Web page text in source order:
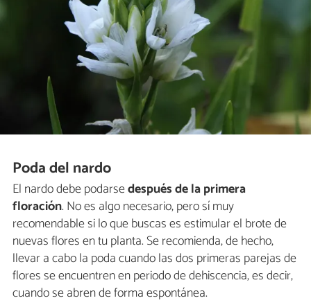
Poda del nardo
El nardo debe podarsedespués de la primera
floración. No es algo necesario, pero sí muy
recomendable si lo que buscas es estimular el brote de
nuevas flores en tu planta. Se recomienda, de hecho,
llevar a cabo la poda cuando las dos primeras parejas de
flores se encuentren en periodo de dehiscencia, es decir,
cuando se abren de forma espontánea.